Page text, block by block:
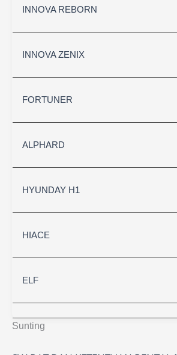
Sunting
INNOVA REBORN
INNOVA ZENIX
FORTUNER
ALPHARD
HYUNDAY H1
HIACE
ELF